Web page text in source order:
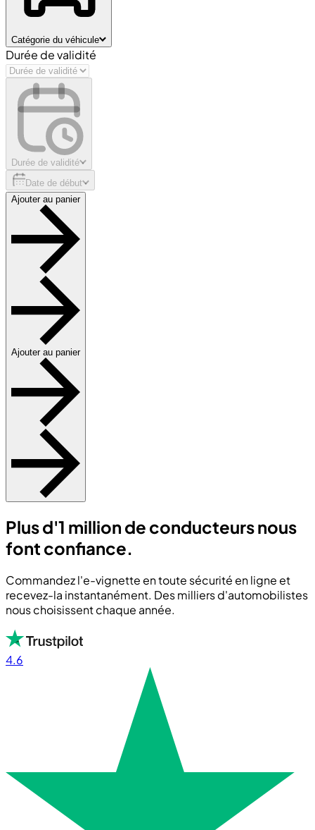
Catégorie du véhicule
Durée de validité
Durée de validité
Date de début
Ajouter au panier
Ajouter au panier
Plus d'1 million de conducteurs nous
font confiance.
Commandez l'e-vignette en toute sécurité en ligne et
recevez-la instantanément. Des milliers d'automobilistes
nous choisissent chaque année.
4.6